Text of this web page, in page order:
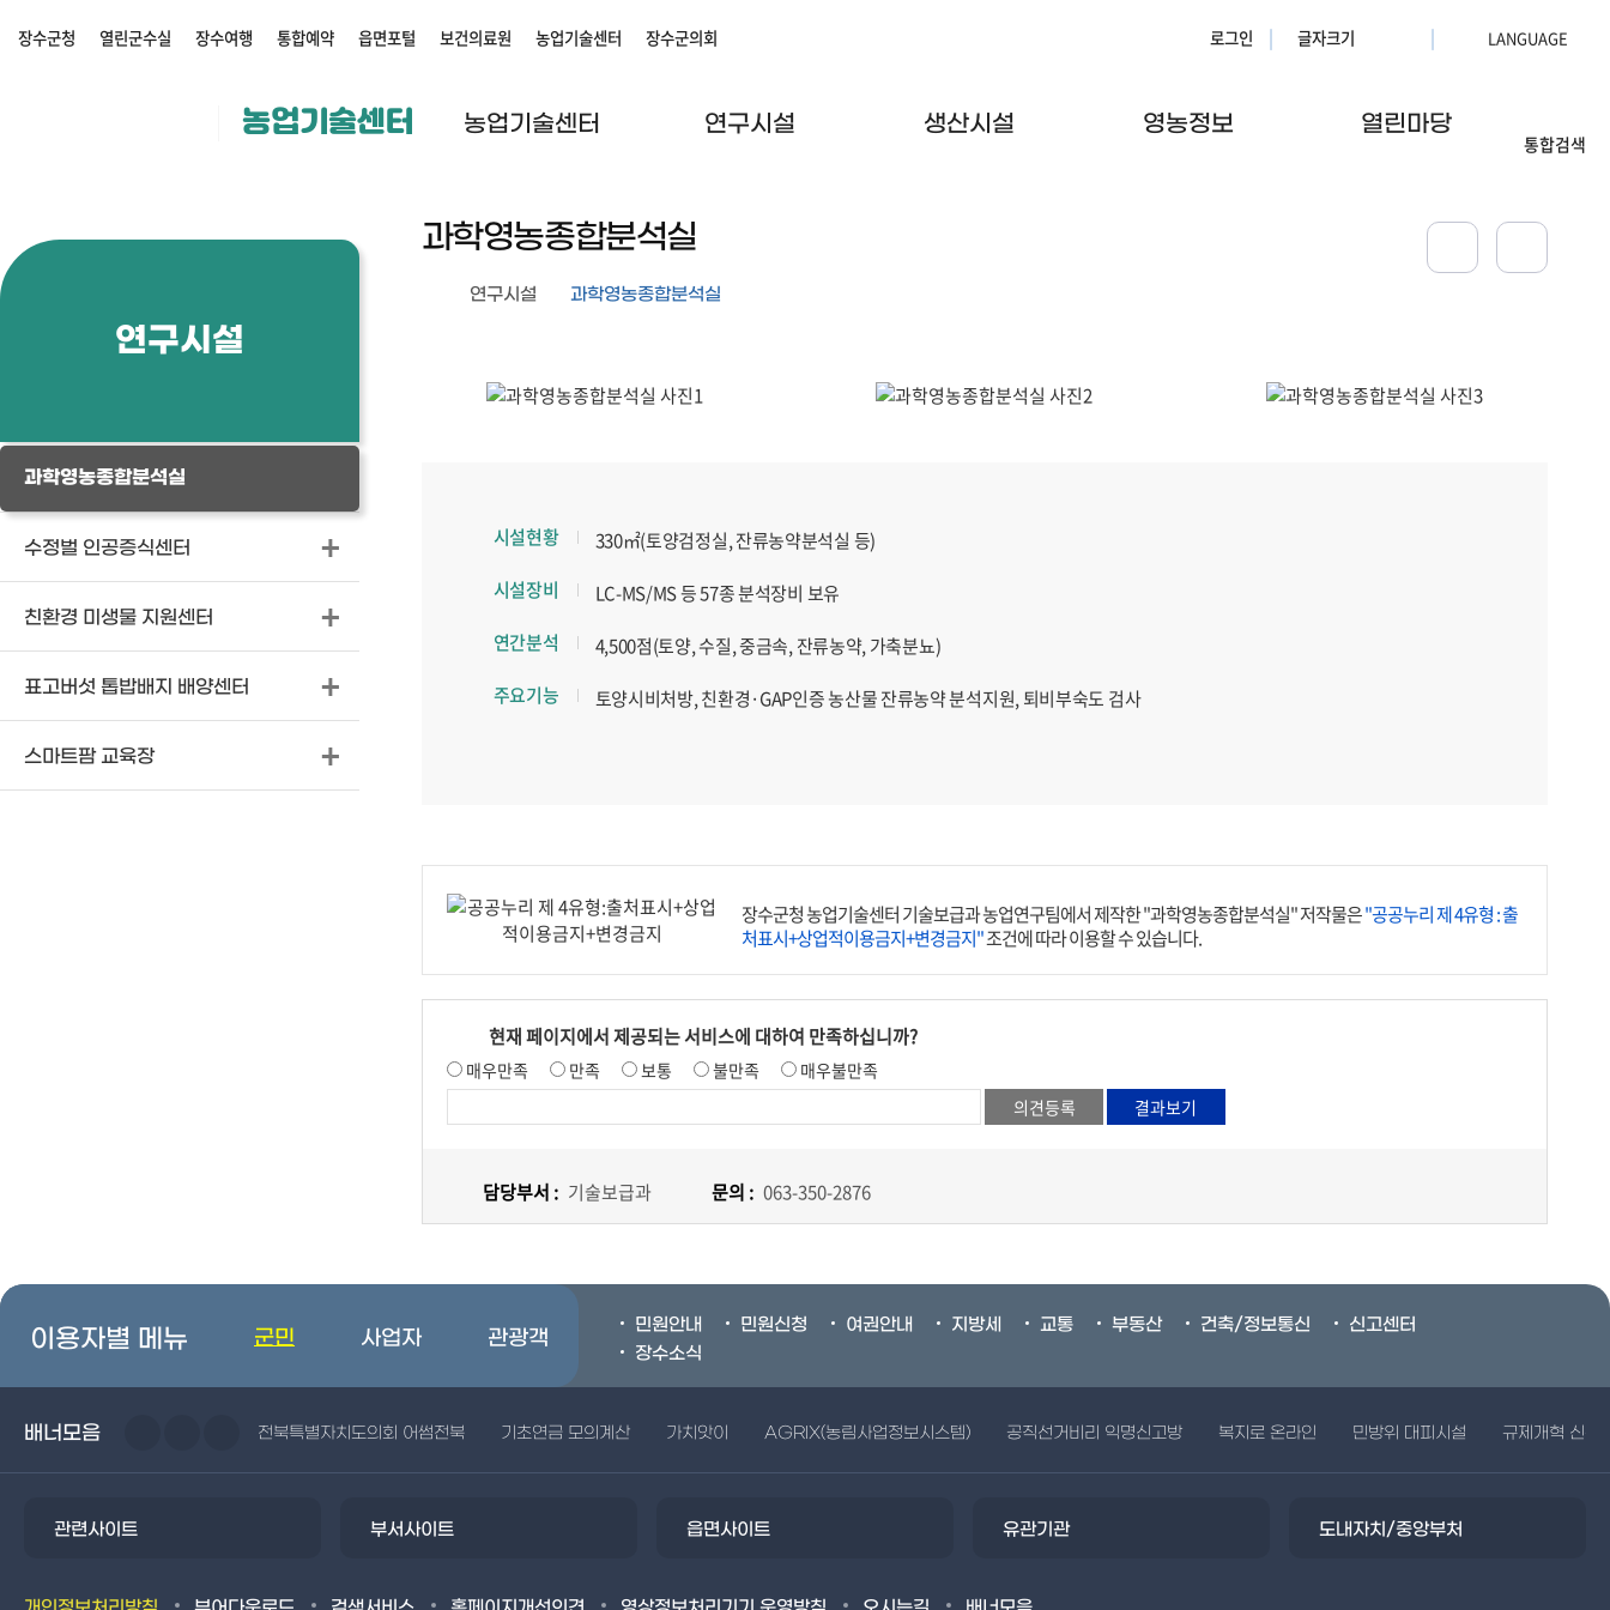
장수군청 열린군수실 장수여행 통합예약 읍면포털 보건의료원 농업기술센터 장수군의회 로그인 글자크기
농업기술센터 농업기술센터 연구시설 생산시설 영농정보 열린마당
통합검색
연구시설
과학영농종합분석실
수정벌 인공증식센터
친환경 미생물 지원센터
표고버섯 톱밥배지 배양센터
스마트팜 교육장
과학영농종합분석실
연구시설 과학영농종합분석실
시설현황
330㎡(토양검정실, 잔류농약분석실 등)
시설장비
LC-MS/MS 등 57종 분석장비 보유
연간분석
4,500점(토양, 수질, 중금속, 잔류농약, 가축분뇨)
주요기능
토양시비처방, 친환경·GAP인증 농산물 잔류농약 분석지원, 퇴비부숙도 검사
장수군청 농업기술센터 기술보급과 농업연구팀에서 제작한 "과학영농종합분석실" 저작물은"공공누리 제 4유형 : 출
처표시+상업적이용금지+변경금지"조건에 따라 이용할 수 있습니다.
현재 페이지에서 제공되는 서비스에 대하여 만족하십니까?
매우만족 만족 보통 불만족 매우불만족
담당부서 : 기술보급과 문의 : 063-350-2876
이용자별 메뉴 군민 사업자 관광객
민원안내 민원신청 여권안내 지방세 교통 부동산 건축/정보통신
신고센터
장수소식
배너모음 전북특별자치도의회 어썸전북 기초연금 모의계산 가치앗이 AGRIX(농림사업정보시스템) 공직선거비리 익명신고방 복지로 온라인 민방위 대피시설 규제개혁 신문
관련사이트 부서사이트 읍면사이트 유관기관 도내자치/중앙부처